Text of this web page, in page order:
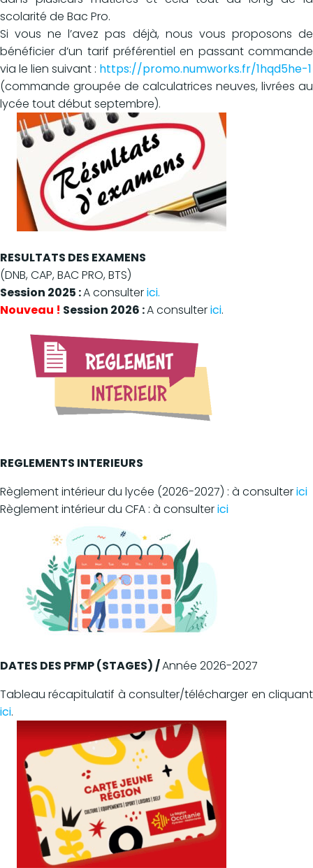
scolarité de Bac Pro.
Si vous ne l’avez pas déjà, nous vous proposons de
bénéficier d’un tarif préférentiel en passant commande
via le lien suivant : https://promo.numworks.fr/1hqd5he-1
(commande groupée de calculatrices neuves, livrées au
lycée tout début septembre).
RESULTATS DES EXAMENS
(DNB, CAP, BAC PRO, BTS)
Session 2025 :A consulterici.
Nouveau ! Session 2026 :A consulterici.
REGLEMENTS INTERIEURS
Règlement intérieur du lycée (2026-2027) : à consulterici
Règlement intérieur du CFA : à consulterici
DATES DES PFMP (STAGES) /Année 2026-2027
Tableau récapitulatif à consulter/télécharger en cliquant
ici.